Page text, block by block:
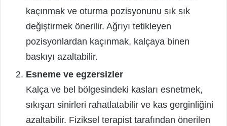
kaçınmak ve oturma pozisyonunu sık sık
değiştirmek önerilir. Ağrıyı tetikleyen
pozisyonlardan kaçınmak, kalçaya binen
baskıyı azaltabilir.
Esneme ve egzersizler
Kalça ve bel bölgesindeki kasları esnetmek,
sıkışan sinirleri rahatlatabilir ve kas gerginliğini
azaltabilir. Fiziksel terapist tarafından önerilen